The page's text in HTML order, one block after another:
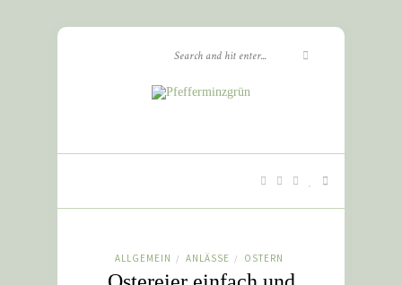
ALLGEMEIN / ANLÄSSE / OSTERN